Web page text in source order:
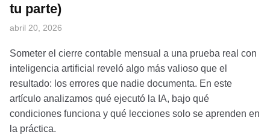
tu parte)
abril 20, 2026
Someter el cierre contable mensual a una prueba real con
inteligencia artificial reveló algo más valioso que el
resultado: los errores que nadie documenta. En este
artículo analizamos qué ejecutó la IA, bajo qué
condiciones funciona y qué lecciones solo se aprenden en
la práctica.